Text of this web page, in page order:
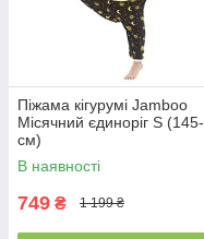
Піжама кігурумі Jamboo
Місячний єдиноріг S
см)
В наявності
749 ₴ 1 199 ₴